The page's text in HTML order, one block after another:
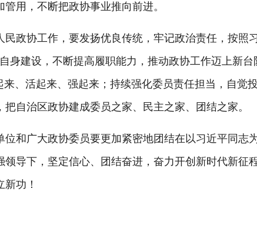
用，不断把政协事业推向前进。
协工作，要发扬优良传统，牢记政治责任，按照
身建设，不断提高履职能力，推动政协工作迈上新
、活起来、强起来；持续强化委员责任担当，自
自治区政协建成委员之家、民主之家、团结之家。
广大政协委员要更加紧密地团结在以习近平同志
领导下，坚定信心、团结奋进，奋力开创新时代新
功！